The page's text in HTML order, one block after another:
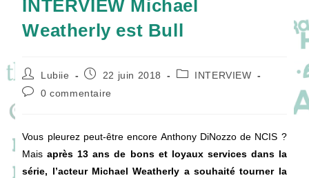
INTERVIEW Michael
Weatherly est Bull
Auteur/autrice
de
la
Lubiie
Publication
22 juin 2018
PostINTERVIEW
Commentaires
0 commentaire
Vous pleurez peut-être encore Anthony DiNozzo de NCIS ?
Maisaprès 13 ans de bons et loyaux services dans la
série, l’acteur Michael Weatherly a souhaité tourner la